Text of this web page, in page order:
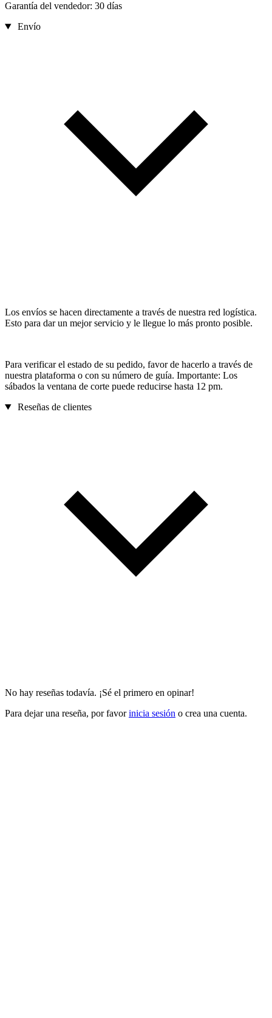
Garantía del vendedor: 30 días
Envío
Los envíos se hacen directamente a través de nuestra red logística.
Esto para dar un mejor servicio y le llegue lo más pronto posible.
Para verificar el estado de su pedido, favor de hacerlo a través de
nuestra plataforma o con su número de guía. Importante: Los
sábados la ventana de corte puede reducirse hasta 12 pm.
Reseñas de clientes
No hay reseñas todavía. ¡Sé el primero en opinar!
Para dejar una reseña, por favorinicia sesión o crea una cuenta.